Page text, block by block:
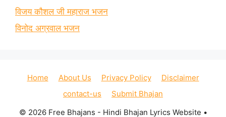
विजय कौशल जी महाराज भजन
विनोद अग्रवाल भजन
Home About Us Privacy Policy
Disclaimer
contact-us
Submit Bhajan
© 2026 Free Bhajans - Hindi Bhajan Lyrics Website •